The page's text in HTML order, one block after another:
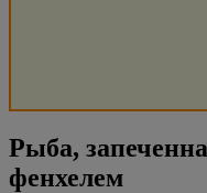
Рыба,
фенхелем